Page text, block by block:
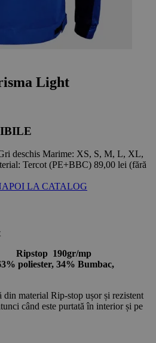
Light
deschis Marime: XS, S, M, L, XL,
Tercot (PE+BBC) 89,00 lei (fără
LA CATALOG
190gr/mp
poliester, 34% Bumbac,
din material Rip-stop ușor și rezistent
când este purtată în interior și pe